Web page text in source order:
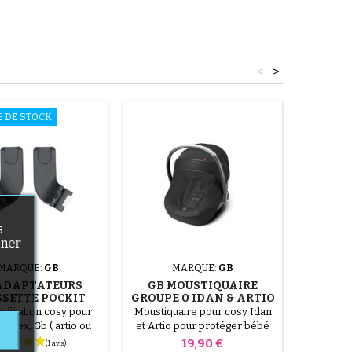
>
<
DE STOCK
GB
POCKIT
POCKIT PLUS
TERRAIN
fixation cosy pour
Gb ( artio ou
Recaro, Kiddy et
MARQUE: GB
GB MOUSTIQUAIRE
GROUPE 0 IDAN & ARTIO
Moustiquaire pour cosy Idan
et Artio pour protéger bébé
lors des balades !
Prix
19,90 €